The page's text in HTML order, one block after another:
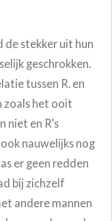
de stekker uit hun
geschrokken.
tussen R. en
zoals het ooit
niet en R’s
nauwelijks nog
er geen redden
bij zichzelf
andere mannen